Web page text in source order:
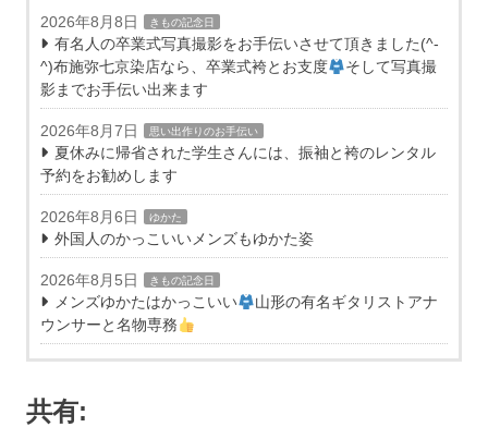
2026年8月8日 きもの記念日
有名人の卒業式写真撮影をお手伝いさせて頂きました(^-
^)布施弥七京染店なら、卒業式袴とお支度
そして写真撮
影までお手伝い出来ます
2026年8月7日 思い出作りのお手伝い
夏休みに帰省された学生さんには、振袖と袴のレンタル
予約をお勧めします
2026年8月6日 ゆかた
外国人のかっこいいメンズもゆかた姿
2026年8月5日 きもの記念日
メンズゆかたはかっこいい
山形の有名ギタリストアナ
ウンサーと名物専務
共有: